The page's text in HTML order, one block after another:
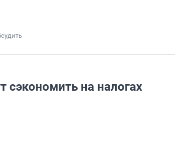
сэкономить на налогах